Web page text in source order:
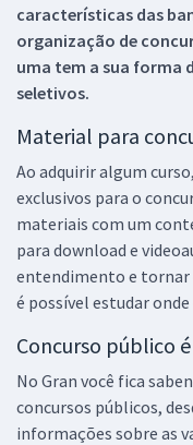
características das
organização de
uma tem a sua forma
seletivos.
Material para
Ao adquirir algum
exclusivos para o
materiais com um
para download e
entendimento e tornar
é possível estudar onde
Concurso público
No Gran você fica
concursos públicos,
informações sobre as